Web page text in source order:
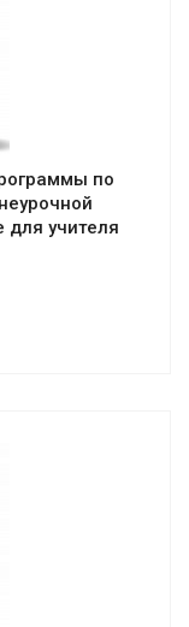
по
для учителя